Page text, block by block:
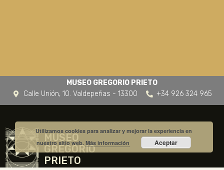
MUSEO GREGORIO PRIETO
Calle Unión, 10. Valdepeñas - 13300
+34 926 324 965
MUSEO
GREGORIO
PRIETO
Utilizamos cookies para analizar y mejorar la experiencia en
nuestro sitio web.Más información Aceptar